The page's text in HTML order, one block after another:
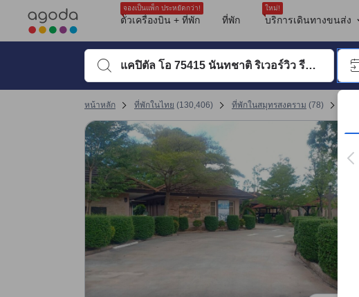
จองเป็นแพ็ก ประหยัดกว่า!
ตั๋วเครื่องบิน + ที่พัก ที่พัก
ใหม่!
บริการเดินทางขนส่ง
พิมพ์ชื่อที่พักหรือคำที่ต้องการค้นหา จากนั้นใช้ปุ่มลูกศรหรือปุ่ม Tab เพื่
กด
หน้าหลัก ที่พักในไทย (130,406) ที่พักในสมุทรสงคราม (78)
รีวิวทั้งหมดของอโกด้ามาจากผู้เข้าพักจริง ซึ่งเขียนหลังจากการเดินทางไปเข้าพัก ดัง
ความสะอาด 9.3 เต็ม 10 คะแนน ถือว่าได้คะแนนสูงในสมุทรสงคราม
สิ่งอำนวยความสะดวก 9.1 เต็ม 10 คะแนน ถือว่าได้คะแนนสูงในสมุทรสงคราม
ทำเลที่ตั้ง 8.8 เต็ม 10 คะแนน ถือว่าได้คะแนนสูงในสมุทรสงคราม
ความสะดวกสบายและคุณภาพของห้องพัก 7.9 เต็ม 10 คะแนน ถือว่าได้คะแนนสูงในสมุทรสงค
การให้บริการของพนักงาน 9.1 เต็ม 10 คะแนน ถือว่าได้คะแนนสูงในสมุทรสงคราม
คุ้มค่ากับเงินที่จ่าย 9.3 เต็ม 10 คะแนน ถือว่าได้คะแนนสูงในสมุทรสงคราม